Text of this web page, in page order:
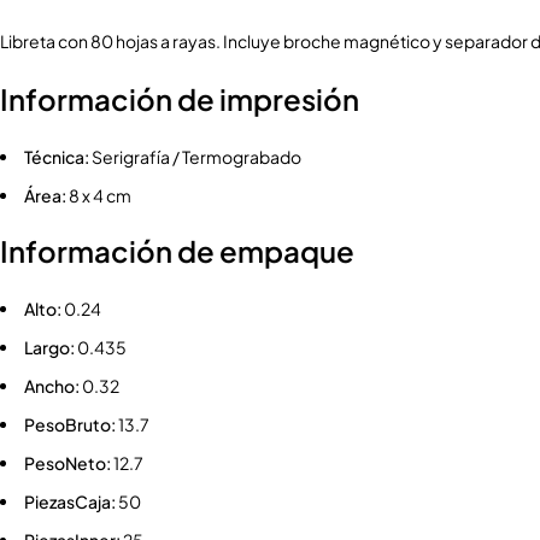
Libreta con 80 hojas a rayas. Incluye broche magnético y separador
Información de impresión
Técnica: Serigrafía / Termograbado
Área: 8 x 4 cm
Información de empaque
Alto: 0.24
Largo: 0.435
Ancho: 0.32
PesoBruto:13.7
PesoNeto:12.7
PiezasCaja: 50